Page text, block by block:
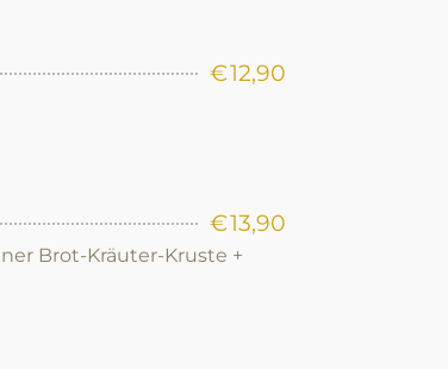
€12,90
€13,90
Brot-Kräuter-Kruste +